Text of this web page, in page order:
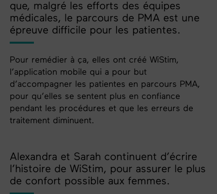
que, malgré les efforts des équipes
médicales, le parcours de PMA est une
épreuve difficile pour les patientes.
Pour remédier à ça, elles ont créé WiStim,
l’application mobile qui a pour but
d’accompagner les patientes en parcours PMA,
pour qu’elles se sentent plus en confiance
pendant les procédures et que les erreurs de
traitement diminuent.
Alexandra et Sarah continuent d’écrire
l’histoire de WiStim, pour assurer le plus
de confort possible aux femmes.